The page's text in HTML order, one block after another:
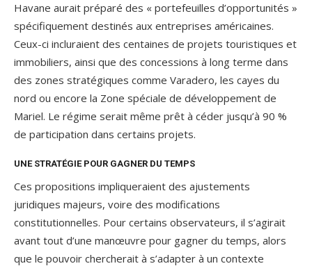
Havane aurait préparé des « portefeuilles d’opportunités »
spécifiquement destinés aux entreprises américaines.
Ceux-ci incluraient des centaines de projets touristiques et
immobiliers, ainsi que des concessions à long terme dans
des zones stratégiques comme Varadero, les cayes du
nord ou encore la Zone spéciale de développement de
Mariel. Le régime serait même prêt à céder jusqu’à 90 %
de participation dans certains projets.
UNE STRATÉGIE POUR GAGNER DU TEMPS
Ces propositions impliqueraient des ajustements
juridiques majeurs, voire des modifications
constitutionnelles. Pour certains observateurs, il s’agirait
avant tout d’une manœuvre pour gagner du temps, alors
que le pouvoir chercherait à s’adapter à un contexte